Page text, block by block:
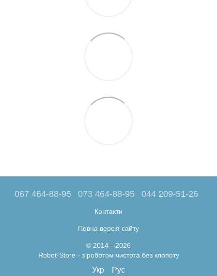
067 464-88-95 073 464-88-95 044 209-51-26
Контакти
Повна версія сайту
© 2014—2026
Robot-Store - з роботом чистота без клопоту
Укр Рус